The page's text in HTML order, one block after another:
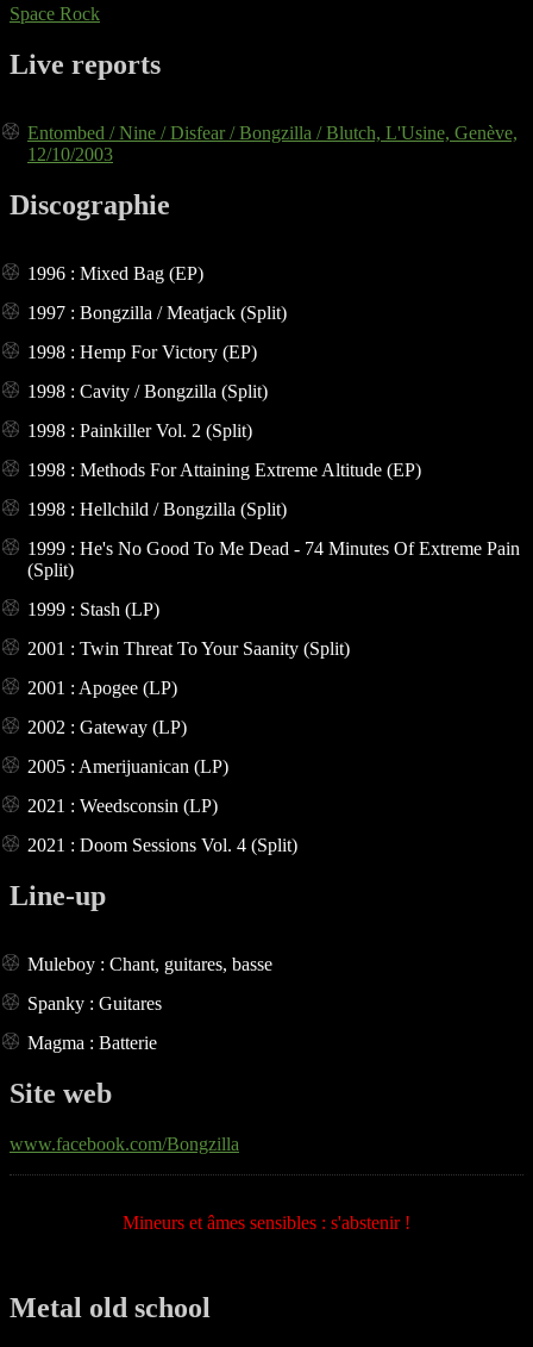
Space Rock
Live reports
Entombed / Nine / Disfear / Bongzilla / Blutch, L'Usine, Genève,
12/10/2003
Discographie
1996 : Mixed Bag (EP)
1997 : Bongzilla / Meatjack (Split)
1998 : Hemp For Victory (EP)
1998 : Cavity / Bongzilla (Split)
1998 : Painkiller Vol. 2 (Split)
1998 : Methods For Attaining Extreme Altitude (EP)
1998 : Hellchild / Bongzilla (Split)
1999 : He's No Good To Me Dead - 74 Minutes Of Extreme Pain
(Split)
1999 : Stash (LP)
2001 : Twin Threat To Your Saanity (Split)
2001 : Apogee (LP)
2002 : Gateway (LP)
2005 : Amerijuanican (LP)
2021 : Weedsconsin (LP)
2021 : Doom Sessions Vol. 4 (Split)
Line-up
Muleboy : Chant, guitares, basse
Spanky : Guitares
Magma : Batterie
Site web
www.facebook.com/Bongzilla
Mineurs et âmes sensibles : s'abstenir !
Metal old school